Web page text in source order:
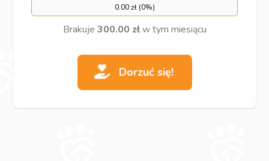
0.00 zł (0%)
Brakuje 300.00 złw tym miesiącu
Dorzuć się!